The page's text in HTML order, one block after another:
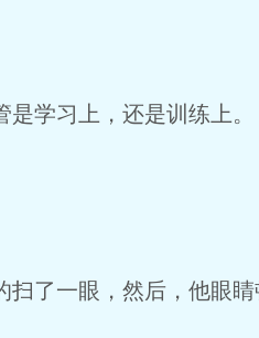
学习上，还是训练上。
了一眼，然后，他眼睛